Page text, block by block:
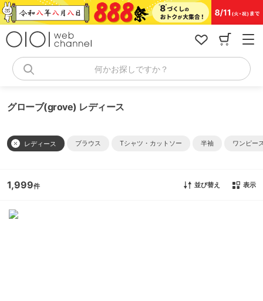
コ
ン
何かお探しですか？
グローブ(grove) レディース
レディース ブラウス Tシャツ・カットソー 半袖 ワンピー
1,999 並び替え 表示